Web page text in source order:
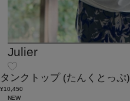
Julier
タンクトップ (たんくとっぷ)
¥10,450
NEW